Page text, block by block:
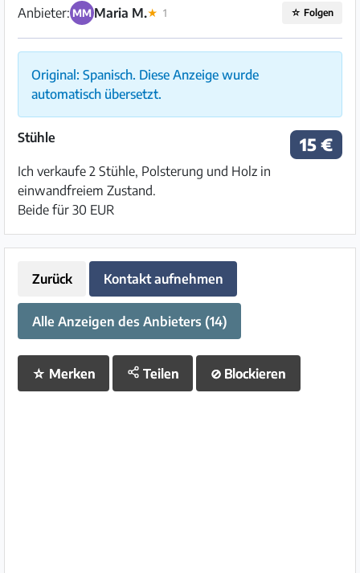
Anbieter: MM Maria M.★ 1 ☆ Folgen
Original: Spanisch. Diese Anzeige wurde
automatisch übersetzt.
15 €
Stühle
Ich verkaufe 2 Stühle, Polsterung und Holz in
einwandfreiem Zustand.
Beide für 30 EUR
Zurück Kontakt aufnehmen
Alle Anzeigen des Anbieters (14)
☆ Merken Teilen ⊘ Blockieren